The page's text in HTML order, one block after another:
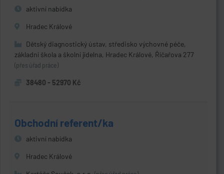
aktivní nabídka
Hradec Králové
Dětský diagnostický ústav, středisko výchovné péče,
základní škola a školní jídelna, Hradec Králové, Říčařova 277
(přes úřad práce)
38480 - 52970 Kč
Obchodní referent/ka
aktivní nabídka
Hradec Králové